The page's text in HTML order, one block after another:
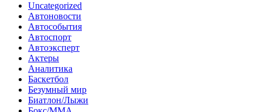
Uncategorized
Автоновости
Автособытия
Автоспорт
Автоэксперт
Актеры
Аналитика
Баскетбол
Безумный мир
Биатлон/Лыжи